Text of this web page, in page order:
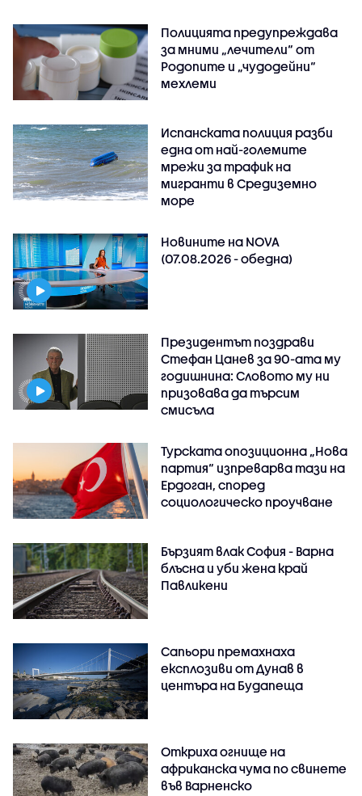
Полицията предупреждава
за мними „лечители“ от
Родопите и „чудодейни“
мехлеми
Испанската полиция разби
една от най-големите
мрежи за трафик на
мигранти в Средиземно
море
Новините на NOVA
(07.08.2026 - обедна)
Президентът поздрави
Стефан Цанев за 90-ата му
годишнина: Словото му ни
призовава да търсим
смисъла
Турската опозиционна „Нова
партия“ изпреварва тази на
Ердоган, според
социологическо проучване
Бързият влак София - Варна
блъсна и уби жена край
Павликени
Сапьори премахнаха
експлозиви от Дунав в
центъра на Будапеща
Откриха огнище на
африканска чума по свинете
във Варненско